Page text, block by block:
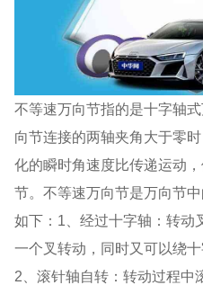
不等速万向节指的是十字轴
向节连接的两轴夹角大于零
化的瞬时角速度比传递运动
节。不等速万向节是万向节
如下：1、经过十字轴：转动
一个叉转动，同时又可以绕
2、滚针轴自转：转动过程中